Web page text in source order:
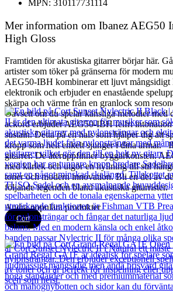
MPN: 310117731114
Mer information om Ibanez AEG50
High Gloss
Framtiden för akustiska gitarrer börjar här.
artister som töker på gränserna för modern
AEG50-IBH kombinerar ett ljuvt mångsidigt
elektronik och erbjuder en enastående
skärpa och värme från en granlock som
Oavsett om du spelar känsliga melodier
ackord erbjuder AEG50-IBH felfri
sustain. Detta på en hals som hjälper dig att
kropp som helt enkelt sjunger i dina armar.
gitarrer. De återuppfinner byggarkonsten.
med kärlek och utgör en hyllning till stil
toner och modern innovation. Bli en del av
följande legenden bland akustiska gitarrister.
Andra populära produkter
Cort